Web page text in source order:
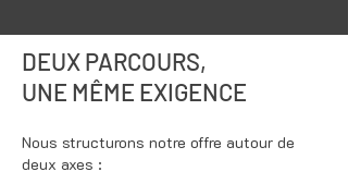
DEUX PARCOURS,
UNE MÊME EXIGENCE
Nous structurons notre offre autour de
deux axes :